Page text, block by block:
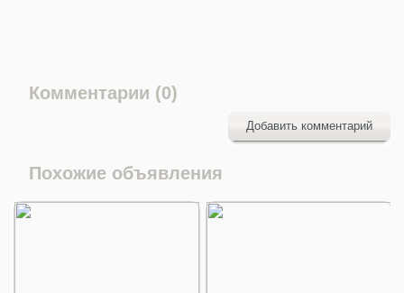
Комментарии (0)
Добавить комментарий
Похожие объявления